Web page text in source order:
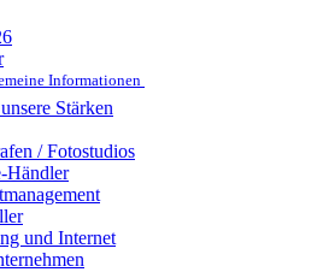
Informationen
Stärken
/ Fotostudios
Händler
und Internet